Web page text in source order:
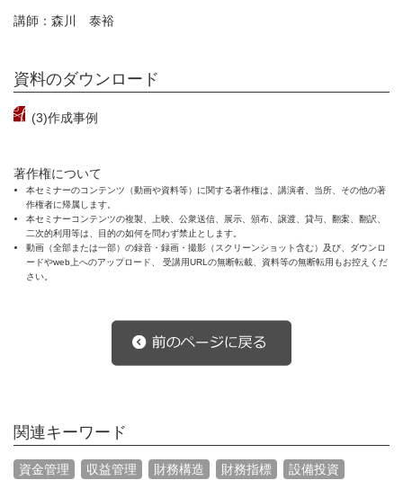
講師：森川 泰裕
資料のダウンロード
(3)作成事例
著作権について
本セミナーのコンテンツ（動画や資料等）に関する著作権は、講演者、当所、その他の著
作権者に帰属します。
本セミナーコンテンツの複製、上映、公衆送信、展示、頒布、譲渡、貸与、翻案、翻訳、
二次的利用等は、目的の如何を問わず禁止とします。
動画（全部または一部）の録音・録画・撮影（スクリーンショット含む）及び、ダウンロ
ードやweb上へのアップロード、 受講用URLの無断転載、資料等の無断転用もお控えくだ
さい。
関連キーワード
資金管理 収益管理 財務構造 財務指標
設備投資